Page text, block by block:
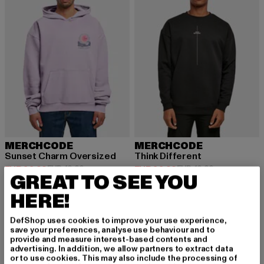
MERCHCODE
Sunset Charm Oversized
EUR 33,99
Huidige prijs: EUR 33,99
EUR 49,99Actieprijs: EUR 49,99
MERCHCODE
Think Different
EUR 33,99
Huidige prijs: EUR 33,99
EUR 49,99Actieprijs:
MELD JE AAN OM G
GREAT TO SEE YOU
HERE!
DefShop uses cookies to improve your use experience,
save your preferences, analyse use behaviour and to
provide and measure interest-based contents and
advertising. In addition, we allow partners to extract data
or to use cookies. This may also include the processing of